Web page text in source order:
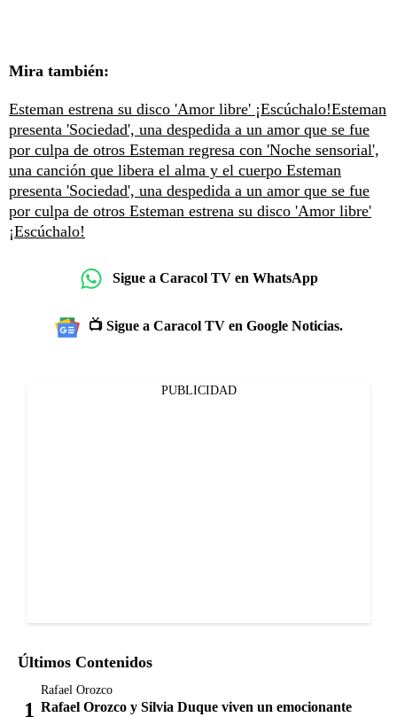
Mira también:
Esteman estrena su disco 'Amor libre' ¡Escúchalo!Esteman
presenta 'Sociedad', una despedida a un amor que se fue
por culpa de otros Esteman regresa con 'Noche sensorial',
una canción que libera el alma y el cuerpo Esteman
presenta 'Sociedad', una despedida a un amor que se fue
por culpa de otros Esteman estrena su disco 'Amor libre'
¡Escúchalo!
Sigue a Caracol TV en WhatsApp
📺 Sigue a Caracol TV en Google Noticias.
PUBLICIDAD
Últimos Contenidos
Rafael Orozco
Rafael Orozco y Silvia Duque viven un emocionante